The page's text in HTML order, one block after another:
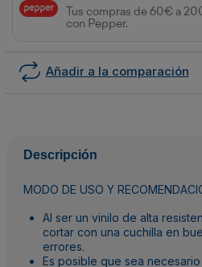
Tus compras de 60€ a
con Pepper.
Añadir a la comparación
Descripción
MODO DE USO Y
Al ser un vinilo de alta
cortar con una cuchilla en
errores.
Es posible que sea necesario